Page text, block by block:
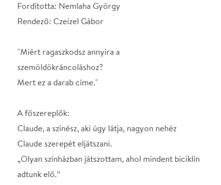
Claude szerepét eljátszani.
„Olyan színházban játszottam, ahol mindent biciklin
„Tudod, milyen rémesek a premierek?! Nekem
muszáj ott lennem, mert színész vagyok…”
eljátszani a szemöldökráncolást.”
„Ha manapság arról hallok, hogy nincsenek igazi
színpadi szerzők, kínomban vigyorgok…”
Dominique, a szerző, akinek értelmeznie kell a saját
művét.
„Amit szerzőként mondhatok: felejtsétek el a